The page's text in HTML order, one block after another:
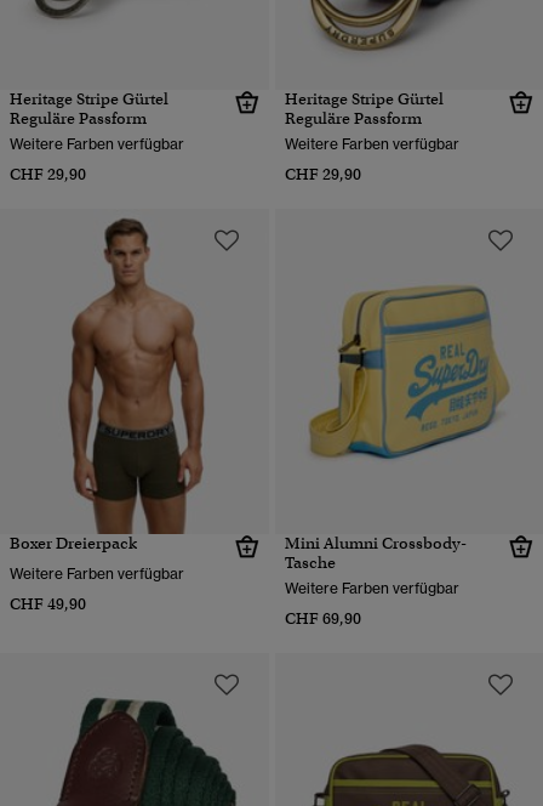
Heritage Stripe Gürtel
Reguläre Passform
Weitere Farben verfügbar
CHF 29,90
Heritage Stripe Gürtel
Reguläre Passform
Weitere Farben verfügbar
CHF 29,90
Boxer Dreierpack
Weitere Farben verfügbar
CHF 49,90
Mini Alumni Crossbody-
Tasche
Weitere Farben verfügbar
CHF 69,90